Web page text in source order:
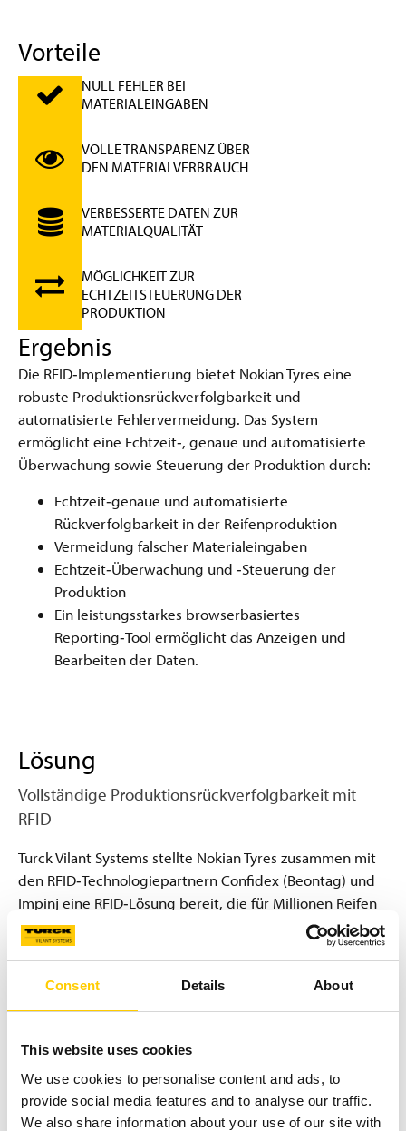
Consent Details About
This website uses cookies
We use cookies to personalise content and ads, to
provide social media features and to analyse our traffic.
We also share information about your use of our site with
Vorteile
NULL FEHLER BEI
MATERIALEINGABEN
VOLLE TRANSPARENZ ÜBER
DEN MATERIALVERBRAUCH
VERBESSERTE DATEN ZUR
MATERIALQUALITÄT
MÖGLICHKEIT ZUR
ECHTZEITSTEUERUNG DER
PRODUKTION
Ergebnis
Die RFID‑Implementierung bietet Nokian Tyres eine
robuste Produktionsrückverfolgbarkeit und
automatisierte Fehlervermeidung. Das System
ermöglicht eine Echtzeit‑, genaue und automatisierte
Überwachung sowie Steuerung der Produktion durch:
Echtzeit‑genaue und automatisierte
Rückverfolgbarkeit in der Reifenproduktion
Vermeidung falscher Materialeingaben
Echtzeit‑Überwachung und ‑Steuerung der
Produktion
Ein leistungsstarkes browser­basiertes
Reporting‑Tool ermöglicht das Anzeigen und
Bearbeiten der Daten.
Lösung
Vollständige Produktionsrückverfolgbarkeit mit
RFID
Turck Vilant Systems stellte Nokian Tyres zusammen mit
den RFID‑Technologiepartnern Confidex (Beontag) und
Impinj eine RFID‑Lösung bereit, die für Millionen Reifen
pro Jahr vollständige Rückverfolgbarkeit und
Fehlervermeidung bietet. Das System verfolgt den
bis zu den Reifen.
RFID‑Lesepunkten:Hunderte RFID‑Leser sind
strategisch im Werk platziert.
Automatisierte Material­verifikation:Versucht ein
Bediener, gesperrte Komponentenchargen in eine